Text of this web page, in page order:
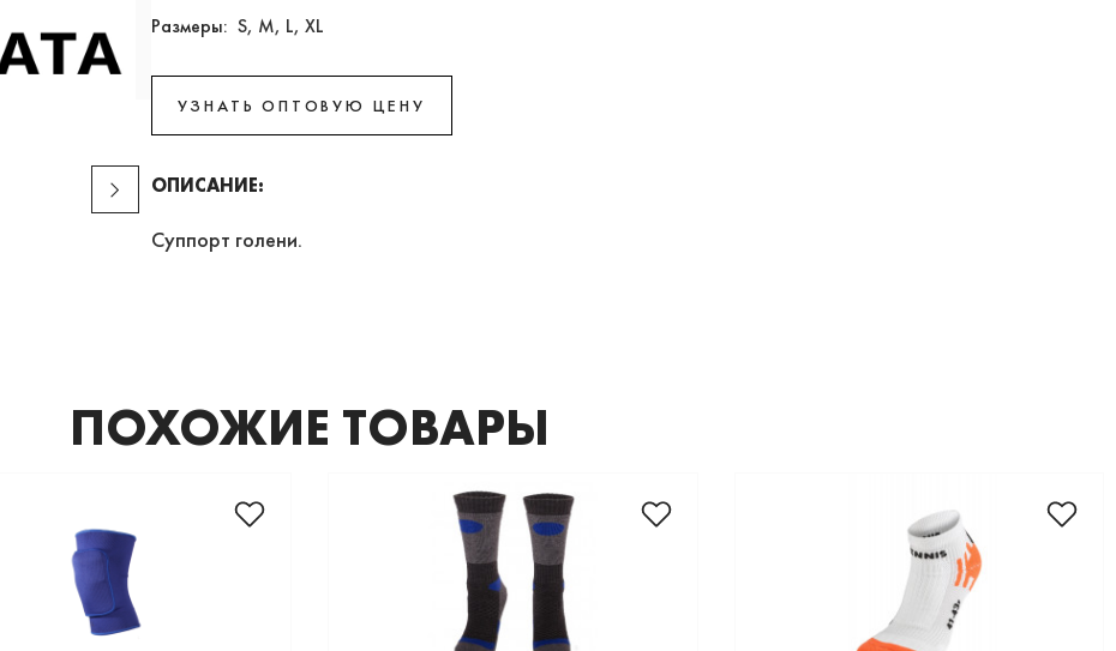
Размеры: S, M, L, XL
УЗНАТЬ ОПТОВУЮ ЦЕНУ
ОПИСАНИЕ:
Суппорт голени.
ПОХОЖИЕ ТОВАРЫ